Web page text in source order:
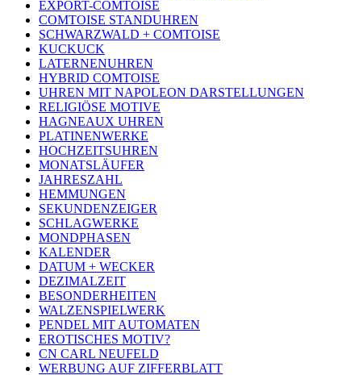
EXPORT-COMTOISE
COMTOISE STANDUHREN
SCHWARZWALD + COMTOISE
KUCKUCK
LATERNENUHREN
HYBRID COMTOISE
UHREN MIT NAPOLEON DARSTELLUNGEN
RELIGIÖSE MOTIVE
HAGNEAUX UHREN
PLATINENWERKE
HOCHZEITSUHREN
MONATSLÄUFER
JAHRESZAHL
HEMMUNGEN
SEKUNDENZEIGER
SCHLAGWERKE
MONDPHASEN
KALENDER
DATUM + WECKER
DEZIMALZEIT
BESONDERHEITEN
WALZENSPIELWERK
PENDEL MIT AUTOMATEN
EROTISCHES MOTIV?
CN CARL NEUFELD
WERBUNG AUF ZIFFERBLATT